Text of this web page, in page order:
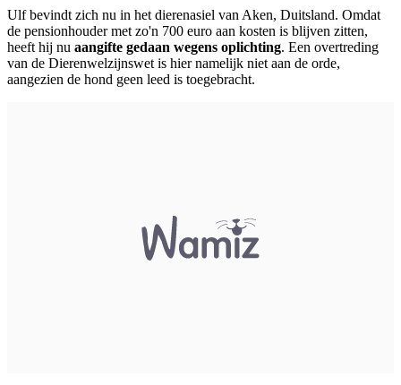
Ulf bevindt zich nu in het dierenasiel van Aken, Duitsland. Omdat
de pensionhouder met zo'n 700 euro aan kosten is blijven zitten,
heeft hij nu aangifte gedaan wegens oplichting. Een overtreding
van de Dierenwelzijnswet is hier namelijk niet aan de orde,
aangezien de hond geen leed is toegebracht.